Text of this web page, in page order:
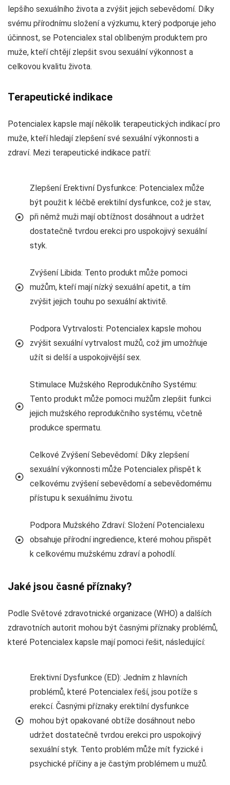
lepšího sexuálního života a zvýšit jejich sebevědomí. Díky
svému přírodnímu složení a výzkumu, který podporuje jeho
účinnost, se Potencialex stal oblíbeným produktem pro
muže, kteří chtějí zlepšit svou sexuální výkonnost a
celkovou kvalitu života.
Terapeutické indikace
Potencialex kapsle mají několik terapeutických indikací pro
muže, kteří hledají zlepšení své sexuální výkonnosti a
zdraví. Mezi terapeutické indikace patří:
Zlepšení Erektivní Dysfunkce: Potencialex může
být použit k léčbě erektilní dysfunkce, což je stav,
při němž muži mají obtížnost dosáhnout a udržet
dostatečně tvrdou erekci pro uspokojivý sexuální
styk.
Zvýšení Libida: Tento produkt může pomoci
mužům, kteří mají nízký sexuální apetit, a tím
zvýšit jejich touhu po sexuální aktivitě.
Podpora Vytrvalosti: Potencialex kapsle mohou
zvýšit sexuální vytrvalost mužů, což jim umožňuje
užít si delší a uspokojivější sex.
Stimulace Mužského Reprodukčního Systému:
Tento produkt může pomoci mužům zlepšit funkci
jejich mužského reprodukčního systému, včetně
produkce spermatu.
Celkové Zvýšení Sebevědomí: Díky zlepšení
sexuální výkonnosti může Potencialex přispět k
celkovému zvýšení sebevědomí a sebevědomému
přístupu k sexuálnímu životu.
Podpora Mužského Zdraví: Složení Potencialexu
obsahuje přírodní ingredience, které mohou přispět
k celkovému mužskému zdraví a pohodlí.
Jaké jsou časné příznaky?
Podle Světové zdravotnické organizace (WHO) a dalších
zdravotních autorit mohou být časnými příznaky problémů,
které Potencialex kapsle mají pomoci řešit, následující:
Erektivní Dysfunkce (ED): Jedním z hlavních
problémů, které Potencialex řeší, jsou potíže s
erekcí. Časnými příznaky erektilní dysfunkce
mohou být opakované obtíže dosáhnout nebo
udržet dostatečně tvrdou erekci pro uspokojivý
sexuální styk. Tento problém může mít fyzické i
psychické příčiny a je častým problémem u mužů.